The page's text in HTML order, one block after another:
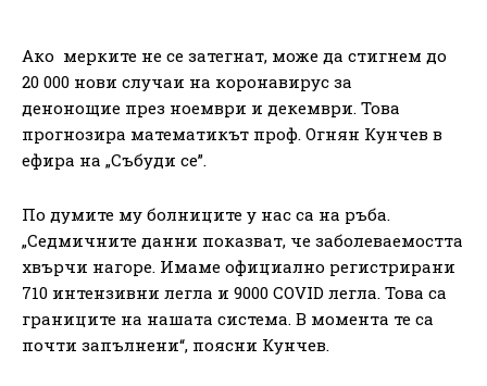
Ако мерките не се затегнат, може да стигнем до
20 000 нови случаи на коронавирус за
денонощие през ноември и декември. Това
прогнозира математикът проф. Огнян Кунчев в
ефира на „Събуди се”.
По думите му болниците у нас са на ръба.
„Седмичните данни показват, че заболеваемостта
хвърчи нагоре. Имаме официално регистрирани
710 интензивни легла и 9000 COVID легла. Това са
границите на нашата система. В момента те са
почти запълнени“, поясни Кунчев.